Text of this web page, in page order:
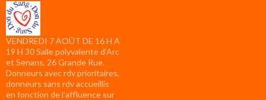
VENDREDI 7 AOÛT DE 16 H A
19 H 30 Salle polyvalente d’Arc
et Senans, 26 Grande Rue.
Donneurs avec rdv prioritaires,
donneurs sans rdv accueillis
en fonction de l’affluence sur